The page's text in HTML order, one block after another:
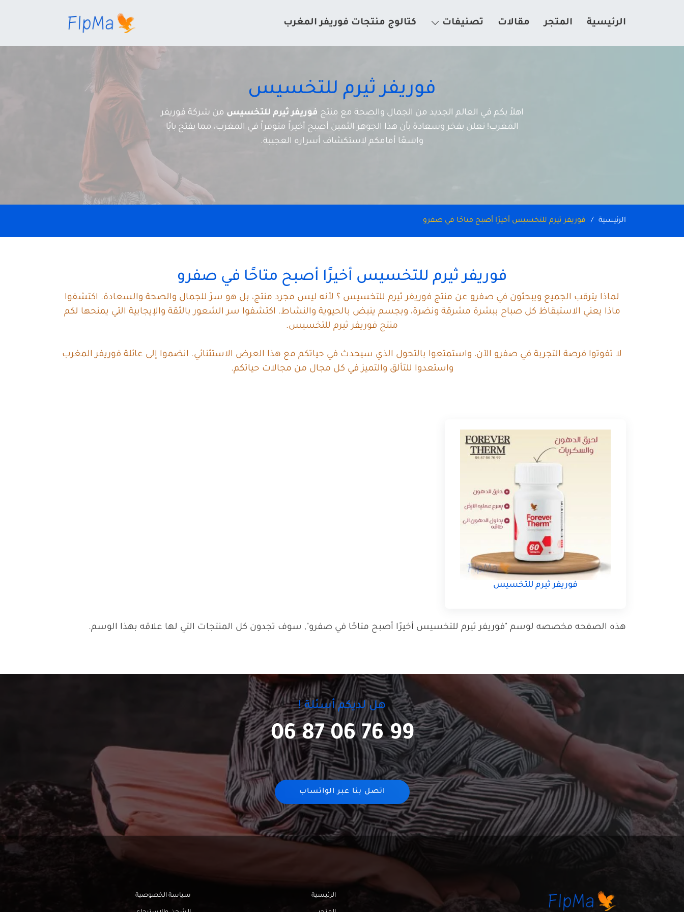
الرئيسية المتجر مقالات تصنيفات كتالوج منتجات فوريفر المغرب
فوريفر ثيرم للتخسيس
اهلاً بكم في العالم الجديد من الجمال والصحة مع منتج فوريفر ثيرم للتخسيس من شركة فوريفر
المغرب! نعلن بفخر وسعادة بأن هذا الجوهر الثمين أصبح أخيراً متوفراً في المغرب، مما يفتح بابًا
واسعًا أمامكم لاستكشاف أسراره العجيبة.
الرئيسية فوريفر ثيرم للتخسيس أخيرًا أصبح متاحًا في صفرو
فوريفر ثيرم للتخسيس أخيرًا أصبح متاحًا في صفرو
لماذا يترقب الجميع ويبحثون في صفرو عن منتج فوريفر ثيرم للتخسيس ؟ لأنه ليس مجرد منتج، بل هو سرّ للجمال والصحة والسعادة. اكتشفوا
ماذا يعني الاستيقاظ كل صباح ببشرة مشرقة ونضرة، وبجسم ينبض بالحيوية والنشاط. اكتشفوا سر الشعور بالثقة والإيجابية التي يمنحها لكم
منتج فوريفر ثيرم للتخسيس.
لا تفوتوا فرصة التجربة في صفرو الآن، واستمتعوا بالتحول الذي سيحدث في حياتكم مع هذا العرض الاستثنائي. انضموا إلى عائلة فوريفر المغرب
واستعدوا للتألق والتميز في كل مجال من مجالات حياتكم.
فوريفر ثيرم للتخسيس
هذه الصفحه مخصصه لوسم "فوريفر ثيرم للتخسيس أخيرًا أصبح متاحًا في صفرو", سوف تجدون كل المنتجات التي لها علاقه بهذا الوسم.
هل لديكم أسئلة !
06 87 06 76 99
اتصل بنا عبر الواتساب
الرئيسية سياسة الخصوصية